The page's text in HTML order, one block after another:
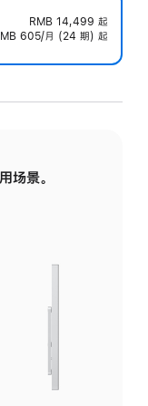
RMB 14,499 起
605/月 (24 期) 起
场景。